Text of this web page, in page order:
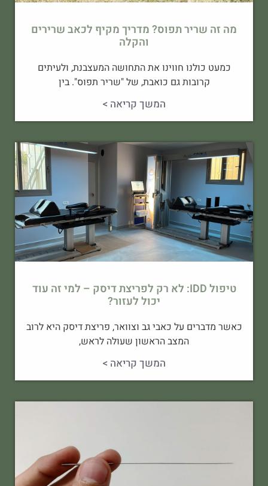
מה זה שריר תפוס? מדריך מקיף לכאב שרירים
והקלה
כמעט כולנו חווינו את התחושה המעצבנת, ולעיתים
קרובות גם כואבת, של "שריר תפוס". בין
המשך קריאה >
טיפול IDD: לא רק לפריצת דיסק – למי זה עוד
יכול לעזור?
כאשר מדברים על כאבי גב וצוואר, פריצת דיסק היא לרוב
המצב הראשון שעולה לראש,
המשך קריאה >